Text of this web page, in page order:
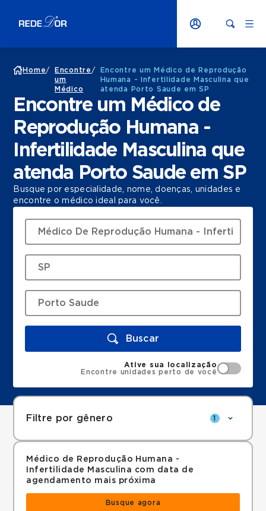
Home/
Encontre
um
Médico
/
Encontre um Médico de Reprodução
Humana - Infertilidade Masculina que
atenda Porto Saude em SP
Encontre um Médico de
Reprodução Humana -
Infertilidade Masculina que
atenda Porto Saude em SP
Busque por especialidade, nome, doenças, unidades e
encontre o médico ideal para você.
Buscar
Ative sua localização
Encontre unidades perto de você
Filtre por gênero 1
Médico de Reprodução Humana -
Infertilidade Masculina com data de
agendamento mais próxima
Busque agora